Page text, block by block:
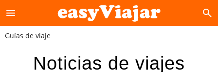
menu search
Guías de viaje
Noticias de viajes